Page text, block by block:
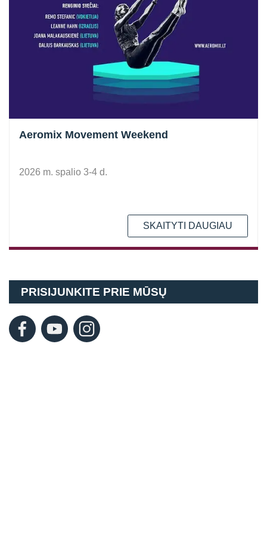
Aeromix Movement Weekend
2026 m. spalio 3-4 d.
SKAITYTI DAUGIAU
PRISIJUNKITE PRIE MŪSŲ